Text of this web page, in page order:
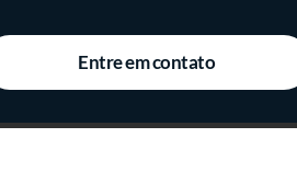
Entre em contato